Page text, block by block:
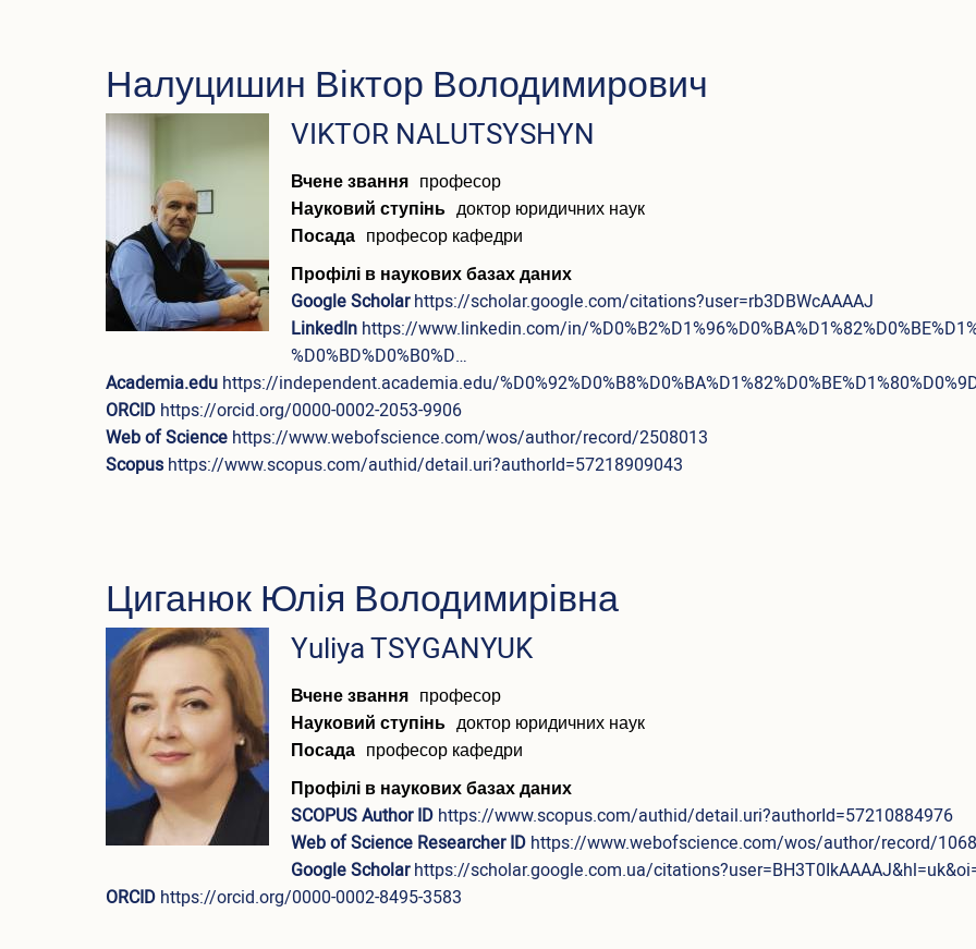
Налуцишин Віктор Володимирович
ПІБ
(англійською)
VIKTOR NALUTSYSHYN
Вчене звання професор
Науковий ступінь доктор юридичних наук
Посада професор кафедри
Профілі в наукових базах даних
Google Scholarhttps://scholar.google.com/citations?user=rb3DBWcAAAAJ
LinkedIn https://www.linkedin.com/in/
%D0%BD%D0%B0%D…
Academia.edu https://independent.academia.edu/
ORCID https://orcid.org/0000-0002-2053-9906
Web of Science https://www.webofscience.com/wos/author/record/2508013
Scopus https://www.scopus.com/authid/detail.uri?authorId=57218909043
Циганюк Юлія Володимирівна
ПІБ
(англійською)
Yuliya TSYGANYUK
Вчене звання професор
Науковий ступінь доктор юридичних наук
Посада професор кафедри
Профілі в наукових базах даних
SCOPUS Author ID https://www.scopus.com/authid/detail.uri?authorId=57210884976
Web of Science Researcher ID https://www.webofscience.com/wos/author/record/
Google Scholarhttps://scholar.google.com.ua/
ORCID https://orcid.org/0000-0002-8495-3583